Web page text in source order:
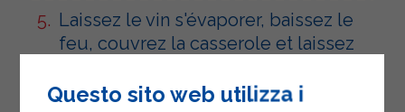
Laissez le vin s'évaporer, baissez le
feu, couvrez la casserole et laissez
Ajoutez la quantité désirée de sel et
Questo sito web utilizza i